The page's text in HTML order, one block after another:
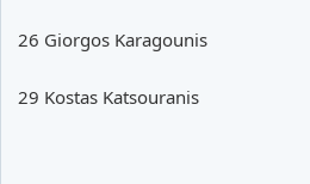
26 Giorgos Karagounis
29 Kostas Katsouranis